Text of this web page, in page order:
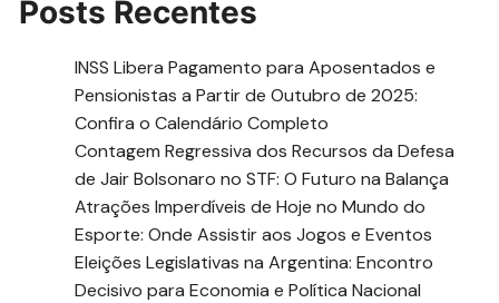
Posts Recentes
INSS Libera Pagamento para Aposentados e
Pensionistas a Partir de Outubro de 2025:
Confira o Calendário Completo
Contagem Regressiva dos Recursos da Defesa
de Jair Bolsonaro no STF: O Futuro na Balança
Atrações Imperdíveis de Hoje no Mundo do
Esporte: Onde Assistir aos Jogos e Eventos
Eleições Legislativas na Argentina: Encontro
Decisivo para Economia e Política Nacional